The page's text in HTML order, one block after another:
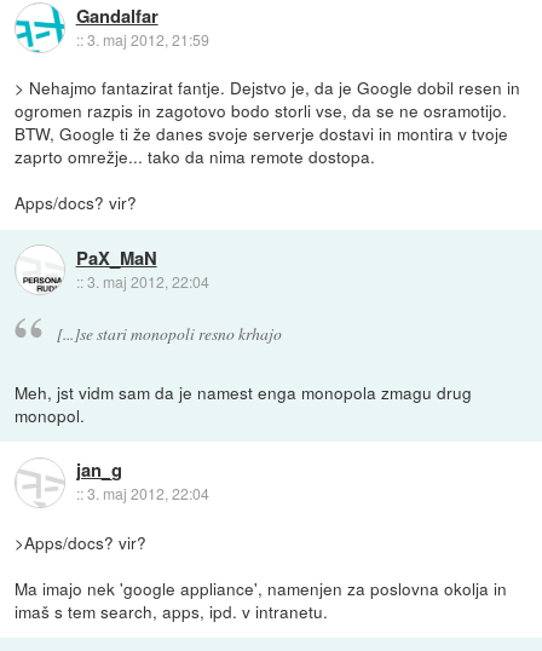
Gandalfar
::3. maj 2012, 21:59
> Nehajmo fantazirat fantje. Dejstvo je, da je Google dobil resen in
ogromen razpis in zagotovo bodo storli vse, da se ne osramotijo.
BTW, Google ti že danes svoje serverje dostavi in montira v tvoje
zaprto omrežje... tako da nima remote dostopa.
Apps/docs? vir?
PaX_MaN
::3. maj 2012, 22:04
[...]se stari monopoli resno krhajo
Meh, jst vidm sam da je namest enga monopola zmagu drug
monopol.
jan_g
::3. maj 2012, 22:04
>Apps/docs? vir?
Ma imajo nek 'google appliance', namenjen za poslovna okolja in
imaš s tem search, apps, ipd. v intranetu.